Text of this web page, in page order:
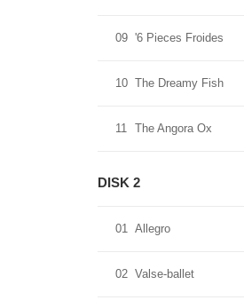
09 '6 Pieces Froides
10 The Dreamy Fish
11 The Angora Ox
DISK 2
01 Allegro
02 Valse-ballet